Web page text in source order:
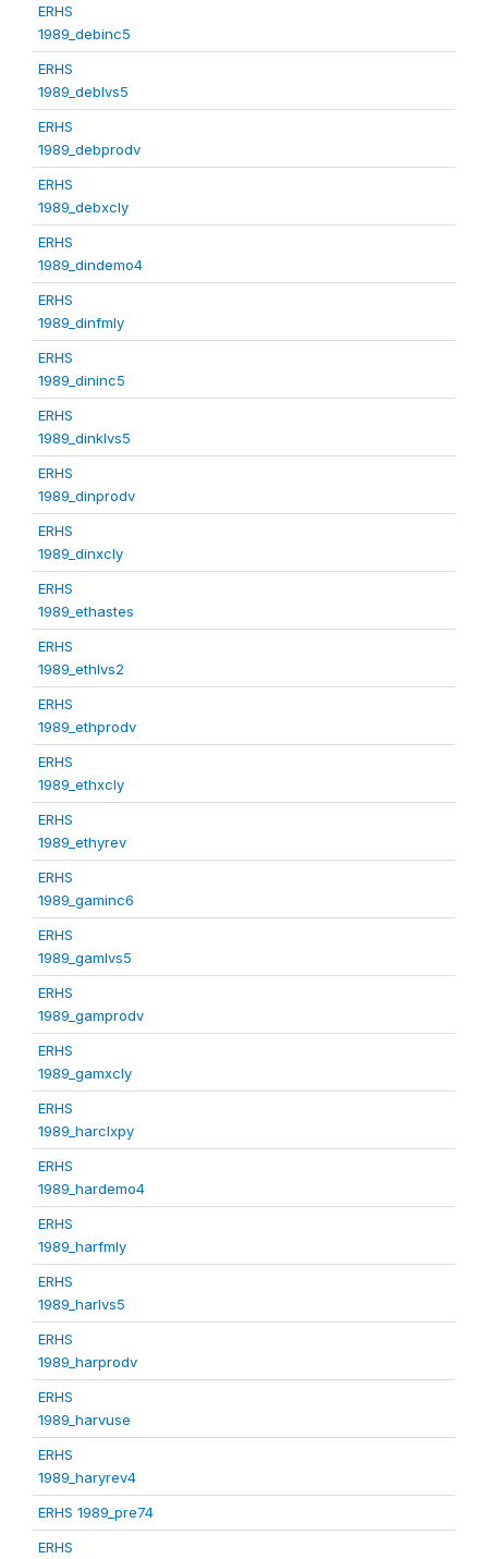
ERHS
1989_debinc5
ERHS
1989_deblvs5
ERHS
1989_debprodv
ERHS
1989_debxcly
ERHS
1989_dindemo4
ERHS
1989_dinfmly
ERHS
1989_dininc5
ERHS
1989_dinklvs5
ERHS
1989_dinprodv
ERHS
1989_dinxcly
ERHS
1989_ethastes
ERHS
1989_ethlvs2
ERHS
1989_ethprodv
ERHS
1989_ethxcly
ERHS
1989_ethyrev
ERHS
1989_gaminc6
ERHS
1989_gamlvs5
ERHS
1989_gamprodv
ERHS
1989_gamxcly
ERHS
1989_harclxpy
ERHS
1989_hardemo4
ERHS
1989_harfmly
ERHS
1989_harlvs5
ERHS
1989_harprodv
ERHS
1989_harvuse
ERHS
1989_haryrev4
ERHS 1989_pre74
ERHS